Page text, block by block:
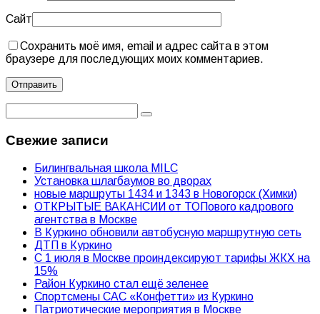
Сайт
Сохранить моё имя, email и адрес сайта в этом
браузере для последующих моих комментариев.
Свежие записи
Билингвальная школа MILC
Установка шлагбаумов во дворах
новые маршруты 1434 и 1343 в Новогорск (Химки)
ОТКРЫТЫЕ ВАКАНСИИ от ТОПового кадрового
агентства в Москве
В Куркино обновили автобусную маршрутную сеть
ДТП в Куркино
С 1 июля в Москве проиндексируют тарифы ЖКХ на
15%
Район Куркино стал ещё зеленее
Спортсмены САС «Конфетти» из Куркино
Патриотические мероприятия в Москве